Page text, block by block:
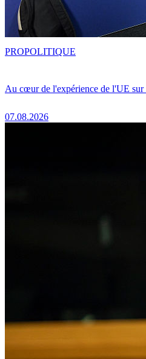
Au cœur de l'expérience de l'UE sur
07.08.2026
PROPOLITIQUE